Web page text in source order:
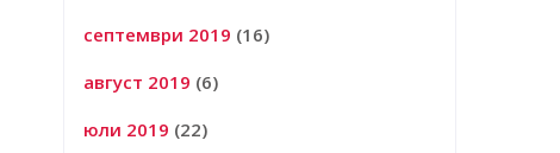
септември 2019 (16)
август 2019 (6)
юли 2019 (22)